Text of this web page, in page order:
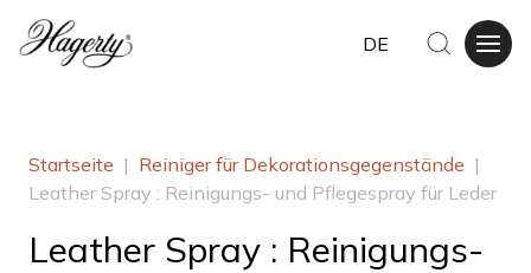
DE
Startseite | Reiniger für Dekorationsgegenstände |
Leather Spray : Reinigungs- und Pflegespray für Leder
Leather Spray : Reinigungs-